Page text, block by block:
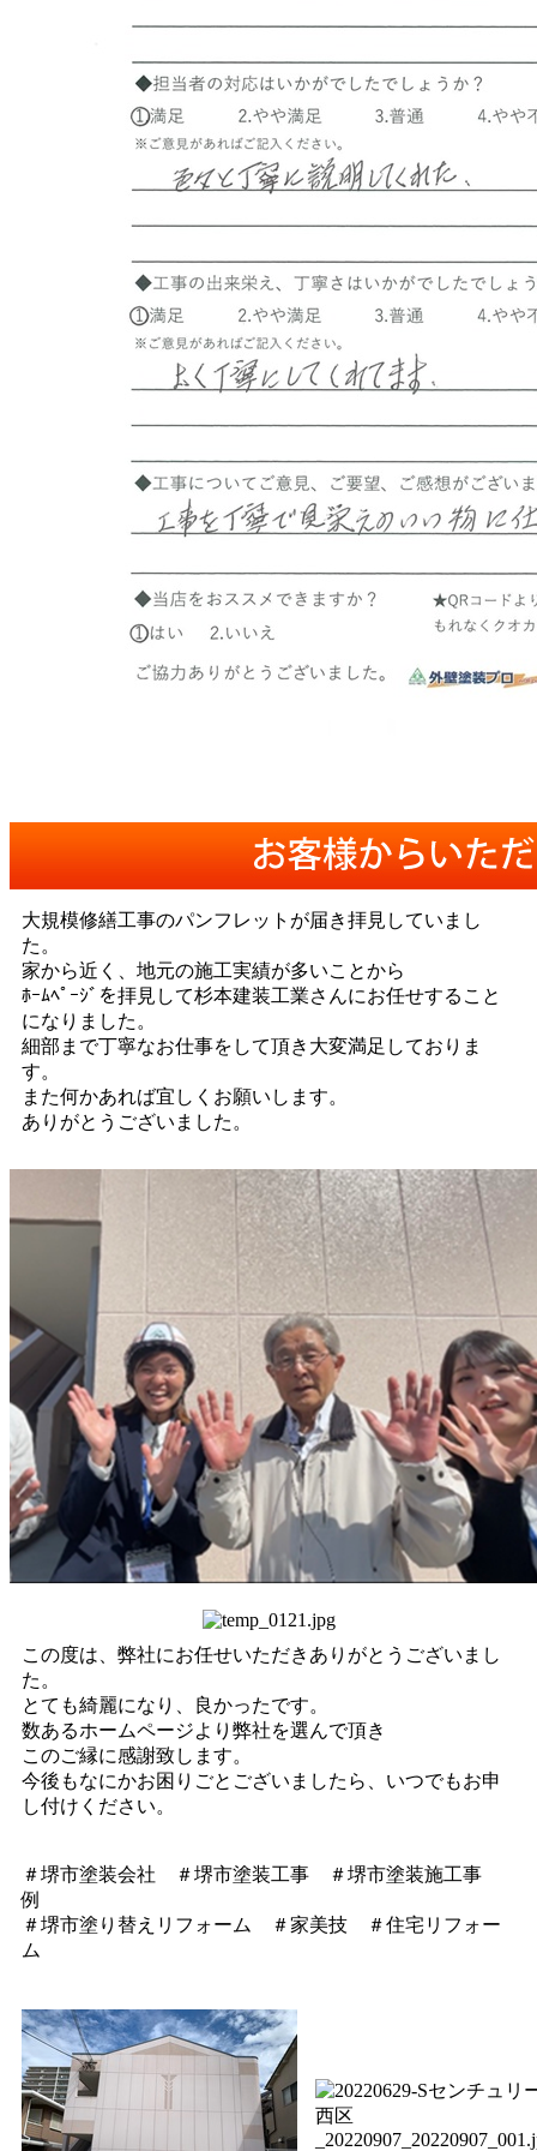
大規模修繕工事のパンフレットが届き拝見していまし
た。
家から近く、地元の施工実績が多いことから
ﾎｰﾑﾍﾟｰｼﾞを拝見して杉本建装工業さんにお任せすること
になりました。
細部まで丁寧なお仕事をして頂き大変満足しておりま
す。
また何かあれば宜しくお願いします。
ありがとうございました。
この度は、弊社にお任せいただきありがとうございまし
た。
とても綺麗になり、良かったです。
数あるホームページより弊社を選んで頂き
このご縁に感謝致します。
今後もなにかお困りごとございましたら、いつでもお申
し付けください。
＃堺市塗装会社 ＃堺市塗装工事 ＃堺市塗装施工事
例
＃堺市塗り替えリフォーム ＃家美技 ＃住宅リフォー
ム